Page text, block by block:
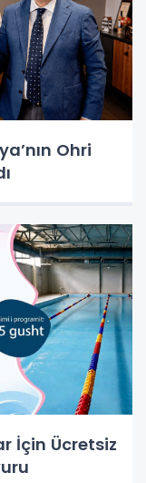
Ohri
İçin Ücretsiz